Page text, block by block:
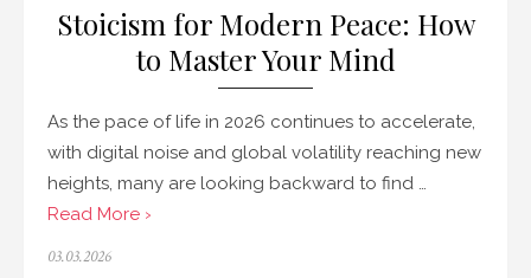
Stoicism for Modern Peace: How
to Master Your Mind
As the pace of life in 2026 continues to accelerate,
with digital noise and global volatility reaching new
heights, many are looking backward to find …
Read More ›
Posted
03.03.2026